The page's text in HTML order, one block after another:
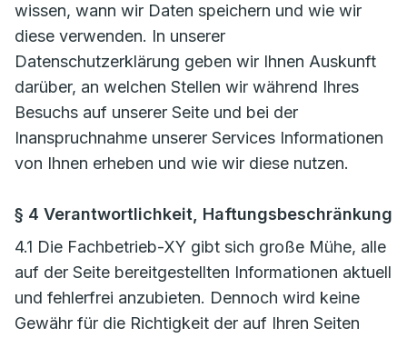
wissen, wann wir Daten speichern und wie wir
diese verwenden. In unserer
Datenschutzerklärung geben wir Ihnen Auskunft
darüber, an welchen Stellen wir während Ihres
Besuchs auf unserer Seite und bei der
Inanspruchnahme unserer Services Informationen
von Ihnen erheben und wie wir diese nutzen.
§ 4 Verantwortlichkeit, Haftungsbeschränkung
4.1 Die Fachbetrieb-XY gibt sich große Mühe, alle
auf der Seite bereitgestellten Informationen aktuell
und fehlerfrei anzubieten. Dennoch wird keine
Gewähr für die Richtigkeit der auf Ihren Seiten